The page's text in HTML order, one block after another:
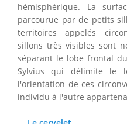
hémisphérique. La
parcourue par de petits
territoires appelés
sillons très visibles sont
séparant le lobe frontal
Sylvius qui délimite le
l'orientation de ces
individu à l'autre